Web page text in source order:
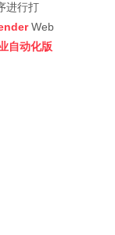
进行打
Web
自动化版